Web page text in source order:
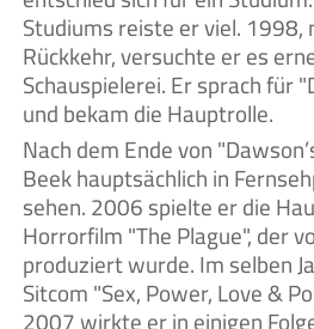
Studiums reiste er viel. 1998,
Rückkehr, versuchte er es
Schauspielerei. Er sprach für
und bekam die Hauptrolle.
Nach dem Ende von
Beek hauptsächlich in
sehen. 2006 spielte er die
Horrorfilm "The Plague", der
produziert wurde. Im selben
Sitcom "Sex, Power, Love &